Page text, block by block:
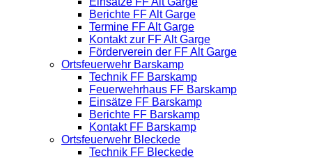
Berichte FF Alt Garge
Termine FF Alt Garge
Kontakt zur FF Alt Garge
Förderverein der FF Alt Garge
Ortsfeuerwehr Barskamp
Technik FF Barskamp
Feuerwehrhaus FF Barskamp
Einsätze FF Barskamp
Berichte FF Barskamp
Kontakt FF Barskamp
Ortsfeuerwehr Bleckede
Technik FF Bleckede